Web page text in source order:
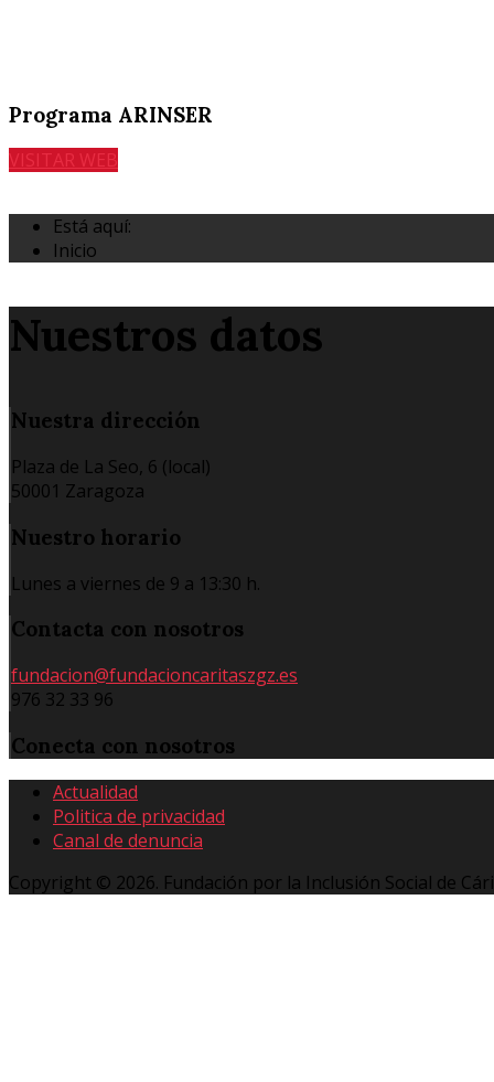
Programa ARINSER
VISITAR WEB
Está aquí:
Inicio
Nuestros datos
Nuestra dirección
Plaza de La Seo, 6 (local)
50001 Zaragoza
Nuestro horario
Lunes a viernes de 9 a 13:30 h.
Contacta con nosotros
fundacion@fundacioncaritaszgz.es
976 32 33 96
Conecta con nosotros
Actualidad
Politica de privacidad
Canal de denuncia
Copyright © 2026. Fundación por la Inclusión Social de